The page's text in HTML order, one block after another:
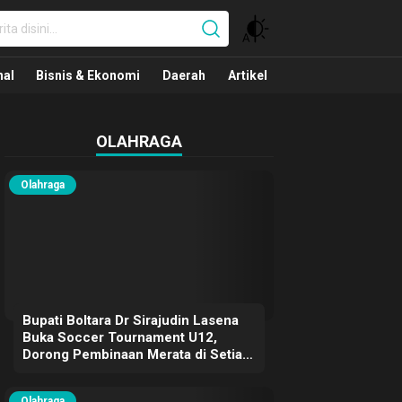
Bisnis & Ekonomi Daerah Artikel
OLAHRAGA
Olahraga
Bupati Boltara Dr Sirajudin Lasena
Buka Soccer Tournament U12,
Dorong Pembinaan Merata di Setiap